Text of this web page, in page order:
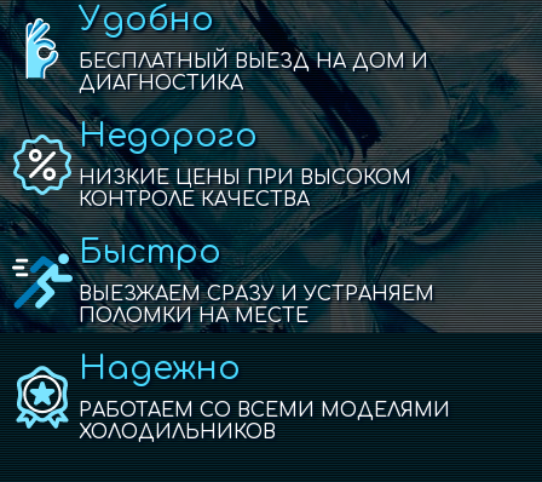
Удобно
БЕСПЛАТНЫЙ ВЫЕЗД НА ДОМ И
ДИАГНОСТИКА
Недорого
НИЗКИЕ ЦЕНЫ ПРИ ВЫСОКОМ
КОНТРОЛЕ КАЧЕСТВА
Быстро
ВЫЕЗЖАЕМ СРАЗУ И УСТРАНЯЕМ
ПОЛОМКИ НА МЕСТЕ
Надежно
РАБОТАЕМ СО ВСЕМИ МОДЕЛЯМИ
ХОЛОДИЛЬНИКОВ